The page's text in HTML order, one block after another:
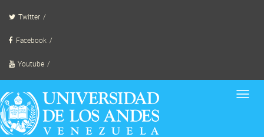
Twitter
Facebook
Youtube